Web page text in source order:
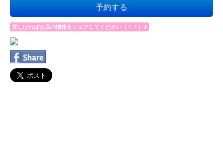
予約する
宜しければお店の情報をシェアしてください（＾＾）♪